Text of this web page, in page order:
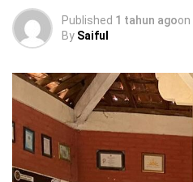
Published 1 tahun agoon
By Saiful